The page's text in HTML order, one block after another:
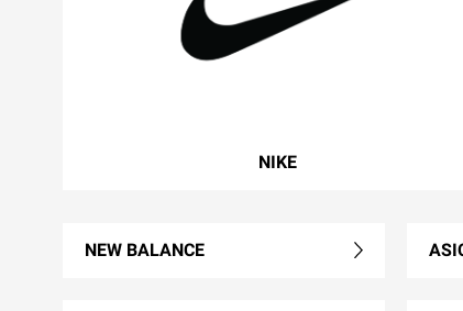
NIKE
NEW BALANCE